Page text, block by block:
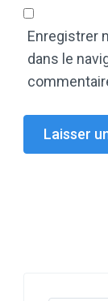
Enregistrer
dans le